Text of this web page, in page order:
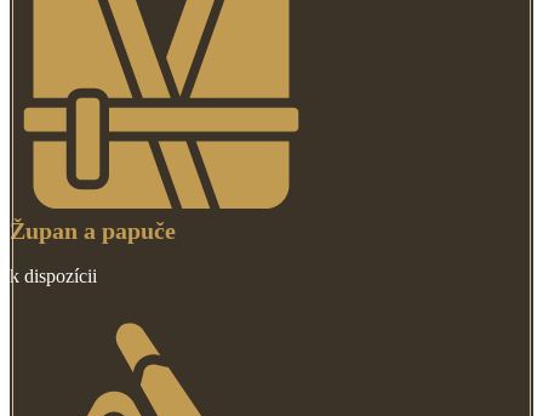
Župan a papuče
k dispozícii